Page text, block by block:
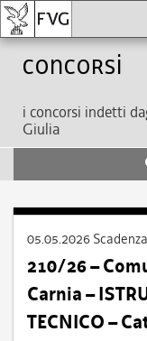
Concorsi
i concorsi indetti
Giulia
05.05.2026
210/26 –
Carnia –
TECNICO –